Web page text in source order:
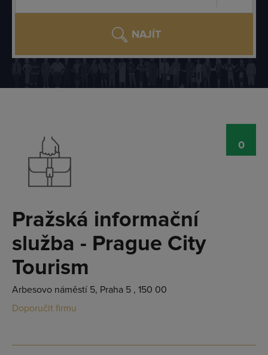
NAJÍT
Pražská informační
služba - Prague City
Tourism
Arbesovo náměstí 5, Praha 5 , 150 00
Doporučit firmu
0